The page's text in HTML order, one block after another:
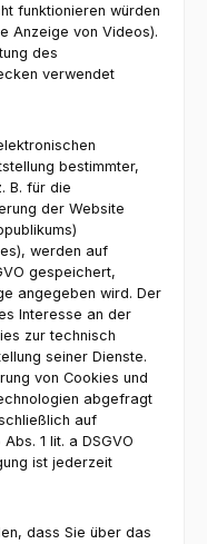
funktionieren würden
Anzeige von Videos).
des
verwendet
bestimmter,
B. für die
der Website
werden auf
gespeichert,
angegeben wird. Der
Interesse an der
zur technisch
seiner Dienste.
von Cookies und
abgefragt
auf
1 lit. a DSGVO
ist jederzeit
dass Sie über das